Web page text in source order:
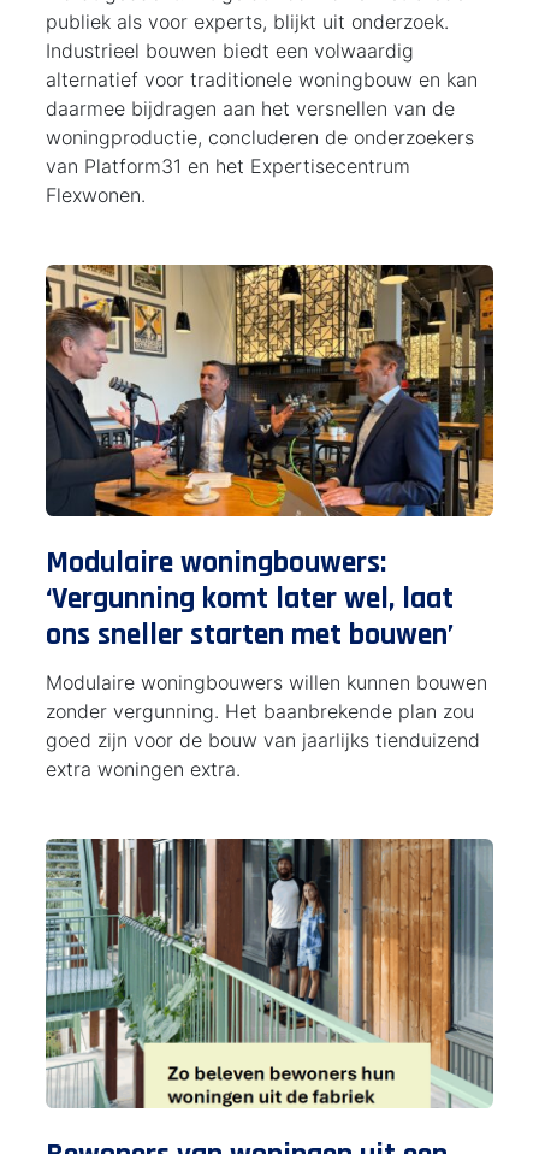
publiek als voor experts, blijkt uit onderzoek.
Industrieel bouwen biedt een volwaardig
alternatief voor traditionele woningbouw en kan
daarmee bijdragen aan het versnellen van de
woningproductie, concluderen de onderzoekers
van Platform31 en het Expertisecentrum
Flexwonen.
Modulaire wo­ning­bou­wers:
‘Vergunning komt later wel, laat
ons sneller starten met bouwen’
Modulaire woningbouwers willen kunnen bouwen
zonder vergunning. Het baanbrekende plan zou
goed zijn voor de bouw van jaarlijks tienduizend
extra woningen extra.